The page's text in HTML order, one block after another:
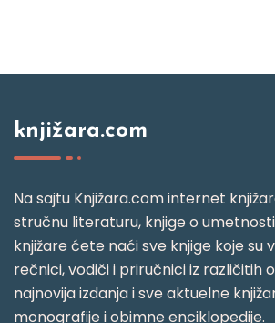
knjižara.com
Na sajtu Knjižara.com internet
stručnu literaturu, knjige o
knjižare ćete naći sve knjige koje su
rečnici, vodiči i priručnici iz različitih
najnovija izdanja i sve aktuelne
monografije i obimne enciklopedije.